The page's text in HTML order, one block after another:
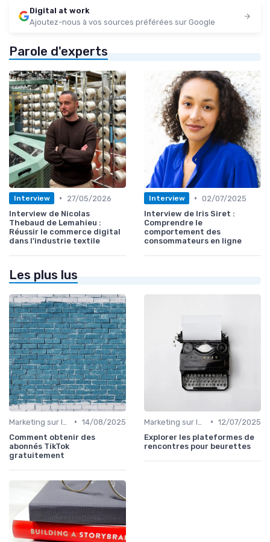
Digital at work
Ajoutez-nous à vos sources préférées sur Google
Parole d'experts
Interview •
27/05/2026
Interview de Nicolas
Thebaud de Lemahieu :
Réussir le commerce digital
dans l’industrie textile
Interview • 02/07/2025
Interview de Iris Siret :
Comprendre le
comportement des
consommateurs en ligne
Les plus lus
• 14/08/2025
Comment obtenir des
abonnés TikTok
gratuitement
• 12/07/2025
Explorer les plateformes de
rencontres pour beurettes